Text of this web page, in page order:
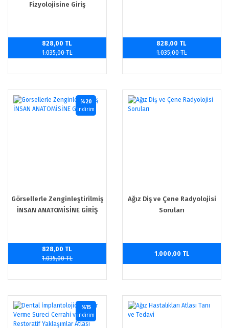
Fizyolojisine Giriş
828,00 TL
1.035,00 TL
828,00 TL
1.035,00 TL
Görsellerle Zenginleştirilmiş
İNSAN ANATOMİSİNE GİRİŞ
%20
indirim
828,00 TL
1.035,00 TL
Ağız Diş ve Çene Radyolojisi
Soruları
1.000,00 TL
%15
indirim